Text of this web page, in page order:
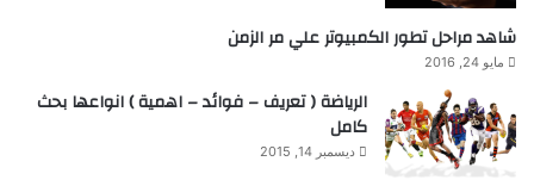
شاهد مراحل تطور الكمبيوتر علي مر الزمن
مايو 24, 2016
الرياضة ( تعريف – فوائد – اهمية ) انواعها بحث
كامل
ديسمبر 14, 2015